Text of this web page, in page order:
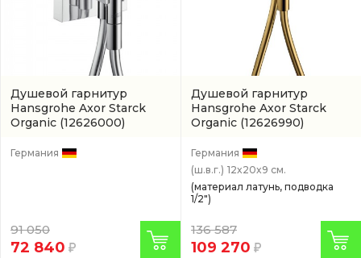
Душевой гарнитур
Hansgrohe Axor Starck
Organic (12626000)
Германия
91 050
72 840
Душевой гарнитур
Hansgrohe Axor Starck
Organic (12626990)
Германия
(ш.в.г.) 12x20x9 см.
(материал латунь, подводка
1/2")
136 587
109 270